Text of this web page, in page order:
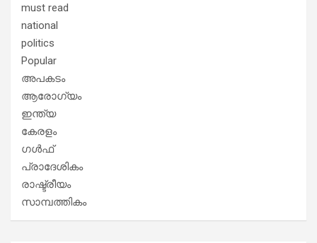
must read
national
politics
Popular
അപകടം
ആരോഗ്യം
ഇന്ത്യ
കേരളം
ഗൾഫ്
പ്രാദേശികം
രാഷ്ട്രീയം
സാമ്പത്തികം